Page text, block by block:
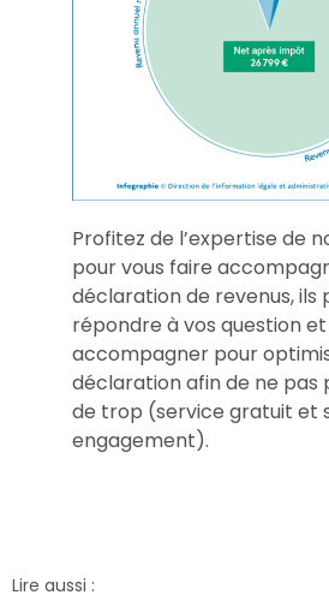
Profitez de l’expertise de
pour vous faire
déclaration de revenus, ils
répondre à vos question et
accompagner pour
déclaration afin de ne pas
de trop (service gratuit et
engagement).
Lire aussi :